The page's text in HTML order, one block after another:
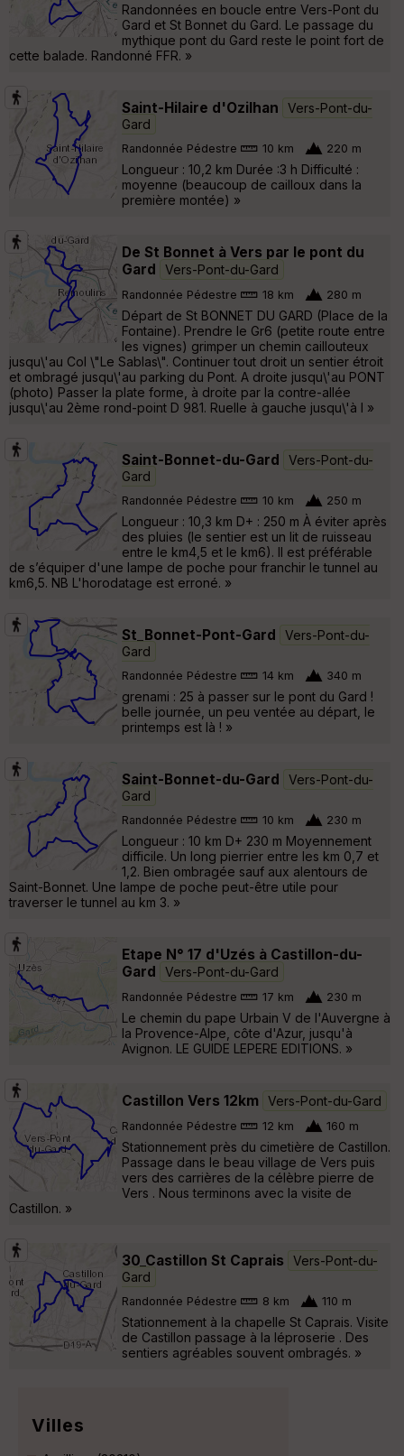
Randonnées en boucle entre Vers-Pont du
Gard et St Bonnet du Gard. Le passage du
mythique pont du Gard reste le point fort de
cette balade. Randonné FFR. »
Saint-Hilaire d'Ozilhan
Vers-Pont-du-
Gard
Randonnée Pédestre 10 km 220 m
Longueur : 10,2 km Durée :3 h Difficulté :
moyenne (beaucoup de cailloux dans la
première montée) »
De St Bonnet à Vers par le pont du
Gard
Vers-Pont-du-Gard
Randonnée Pédestre 18 km 280 m
Départ de St BONNET DU GARD (Place de la
Fontaine). Prendre le Gr6 (petite route entre
les vignes) grimper un chemin caillouteux
jusqu\'au Col \"Le Sablas\". Continuer tout droit un sentier étroit
et ombragé jusqu\'au parking du Pont. A droite jusqu\'au PONT
(photo) Passer la plate forme, à droite par la contre-allée
jusqu\'au 2ème rond-point D 981. Ruelle à gauche jusqu\'à l »
Saint-Bonnet-du-Gard
Vers-Pont-du-
Gard
Randonnée Pédestre 10 km 250 m
Longueur : 10,3 km D+ : 250 m À éviter après
des pluies (le sentier est un lit de ruisseau
entre le km4,5 et le km6). Il est préférable
de s’équiper d'une lampe de poche pour franchir le tunnel au
km6,5. NB L'horodatage est erroné. »
St_Bonnet-Pont-Gard
Vers-Pont-du-
Gard
Randonnée Pédestre 14 km 340 m
grenami : 25 à passer sur le pont du Gard !
belle journée, un peu ventée au départ, le
printemps est là ! »
Saint-Bonnet-du-Gard
Vers-Pont-du-
Gard
Randonnée Pédestre 10 km 230 m
Longueur : 10 km D+ 230 m Moyennement
difficile. Un long pierrier entre les km 0,7 et
1,2. Bien ombragée sauf aux alentours de
Saint-Bonnet. Une lampe de poche peut-être utile pour
traverser le tunnel au km 3. »
Etape N° 17 d'Uzés à Castillon-du-
Gard
Vers-Pont-du-Gard
Randonnée Pédestre 17 km 230 m
Le chemin du pape Urbain V de l'Auvergne à
la Provence-Alpe, côte d'Azur, jusqu'à
Avignon. LE GUIDE LEPERE EDITIONS. »
Castillon Vers 12km Vers-Pont-du-Gard
Randonnée Pédestre 12 km 160 m
Stationnement près du cimetière de Castillon.
Passage dans le beau village de Vers puis
vers des carrières de la célèbre pierre de
Vers . Nous terminons avec la visite de
Castillon. »
30_Castillon St Caprais
Vers-Pont-du-
Gard
Randonnée Pédestre 8 km 110 m
Stationnement à la chapelle St Caprais. Visite
de Castillon passage à la léproserie . Des
sentiers agréables souvent ombragés. »
Villes